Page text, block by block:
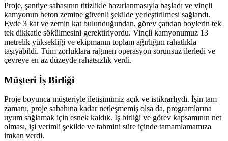
Proje, şantiye sahasının titizlikle hazırlanmasıyla başladı ve vinçli
kamyonun beton zemine güvenli şekilde yerleştirilmesi sağlandı.
Evde 3 kat ve zemin kat bulunduğundan, görev çatıdan boylerin tek
tek dikkatle sökülmesini gerektiriyordu. Vinçli kamyonumuz 13
metrelik yüksekliği ve ekipmanın toplam ağırlığını rahatlıkla
taşıyabildi. Tüm zorluklara rağmen operasyon sorunsuz ilerledi ve
çevreye en az düzeyde rahatsızlık verdi.
Müşteri İş Birliği
Proje boyunca müşteriyle iletişimimiz açık ve istikrarlıydı. İşin tam
zamanı, proje sabahına kadar netleşmemiş olsa da, programlarına
uyum sağlamak için esnek kaldık. İş birliği ve görev kapsamının net
olması, işi verimli şekilde ve tahmini süre içinde tamamlamamıza
imkan verdi.